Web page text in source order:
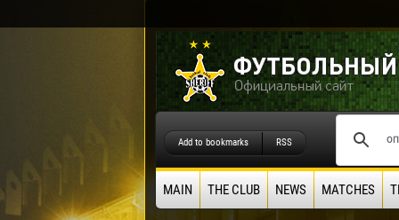
Add to bookmarks RSS
MAIN THE CLUB NEWS MATCHES